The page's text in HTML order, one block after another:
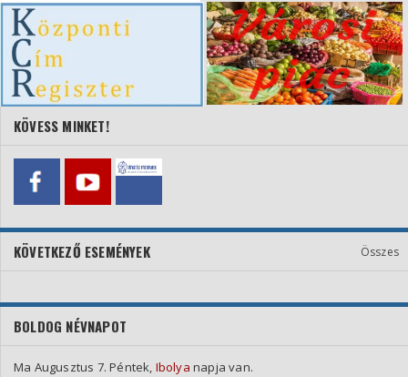
KÖVESS MINKET!
KÖVETKEZŐ ESEMÉNYEK Összes
BOLDOG NÉVNAPOT
Ma Augusztus 7. Péntek, Ibolya napja van.